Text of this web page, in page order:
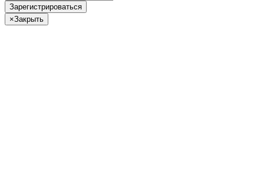
Зарегистрироваться
×Закрыть